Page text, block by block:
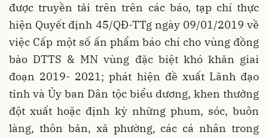
được truyền tải trên trên các báo, tạp chí thực
hiện Quyết định 45/QĐ-TTg ngày 09/01/2019 về
việc Cấp một số ấn phẩm báo chí cho vùng đồng
bào DTTS & MN vùng đặc biệt khó khăn giai
đoạn 2019- 2021; phát hiện đề xuất Lãnh đạo
tỉnh và Ủy ban Dân tộc biểu dương, khen thưởng
đột xuất hoặc định kỳ những phum, sóc, buôn
làng, thôn bản, xã phường, các cá nhân trong